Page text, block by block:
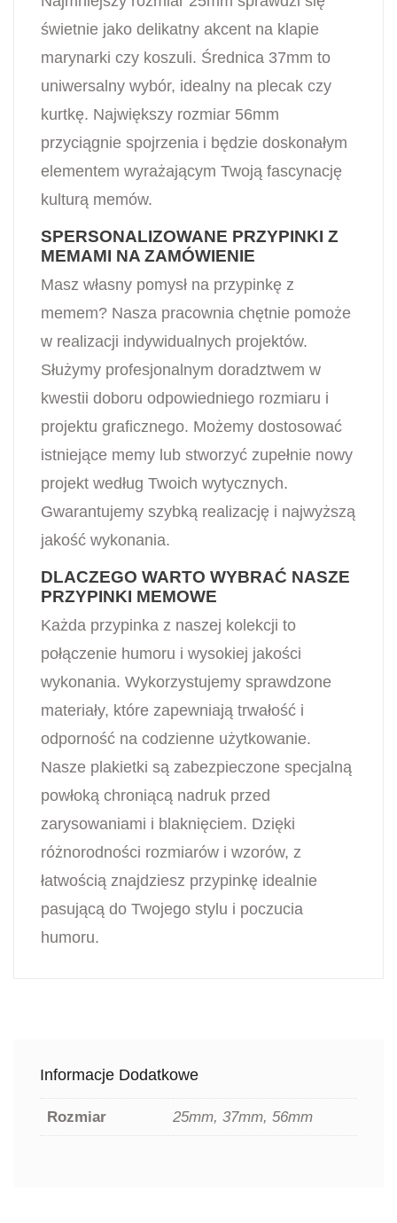
świetnie jako delikatny akcent na klapie
marynarki czy koszuli. Średnica 37mm to
uniwersalny wybór, idealny na plecak czy
kurtkę. Największy rozmiar 56mm
przyciągnie spojrzenia i będzie doskonałym
elementem wyrażającym Twoją fascynację
kulturą memów.
SPERSONALIZOWANE PRZYPINKI Z
MEMAMI NA ZAMÓWIENIE
Masz własny pomysł na przypinkę z
memem? Nasza pracownia chętnie pomoże
w realizacji indywidualnych projektów.
Służymy profesjonalnym doradztwem w
kwestii doboru odpowiedniego rozmiaru i
projektu graficznego. Możemy dostosować
istniejące memy lub stworzyć zupełnie nowy
projekt według Twoich wytycznych.
Gwarantujemy szybką realizację i najwyższą
jakość wykonania.
DLACZEGO WARTO WYBRAĆ NASZE
PRZYPINKI MEMOWE
Każda przypinka z naszej kolekcji to
połączenie humoru i wysokiej jakości
wykonania. Wykorzystujemy sprawdzone
materiały, które zapewniają trwałość i
odporność na codzienne użytkowanie.
Nasze plakietki są zabezpieczone specjalną
powłoką chroniącą nadruk przed
zarysowaniami i blaknięciem. Dzięki
różnorodności rozmiarów i wzorów, z
łatwością znajdziesz przypinkę idealnie
pasującą do Twojego stylu i poczucia
humoru.
Informacje Dodatkowe
Rozmiar 25mm, 37mm, 56mm